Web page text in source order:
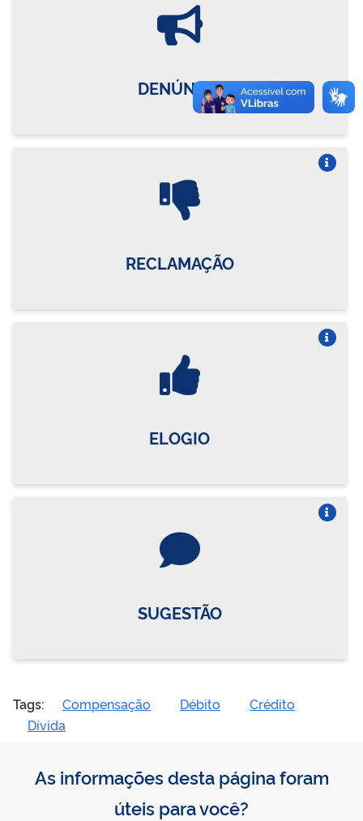
DENÚNCIA
RECLAMAÇÃO
ELOGIO
SUGESTÃO
Tags: Compensação Débito
Crédito
Dívida
As informações desta página foram
úteis para você?